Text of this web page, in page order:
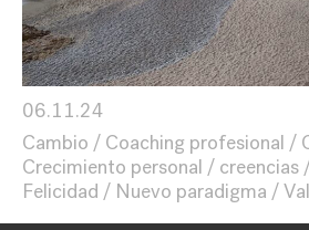
06.11.24
Cambio
Coaching profesional
Crecimiento personal
creencias
Felicidad
Nuevo paradigma